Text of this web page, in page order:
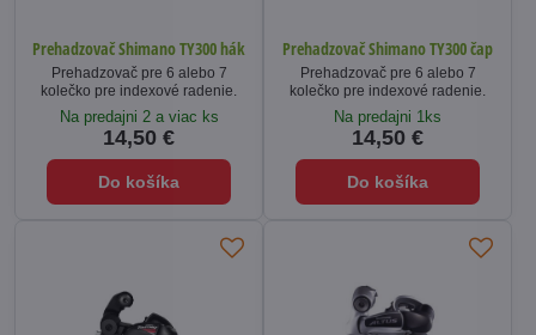
Prehadzovač Shimano TY300 hák
Prehadzovač pre 6 alebo 7
kolečko pre indexové radenie.
Na predajni 2 a viac ks
14,50 €
Do košíka
Prehadzovač Shimano TY300 čap
Prehadzovač pre 6 alebo 7
kolečko pre indexové radenie.
Na predajni 1ks
14,50 €
Do košíka